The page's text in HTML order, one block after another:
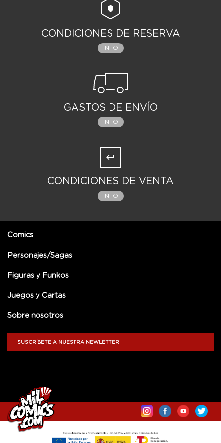
CONDICIONES DE RESERVA
INFO
GASTOS DE ENVÍO
INFO
CONDICIONES DE VENTA
INFO
Comics
Personajes/Sagas
Figuras y Funkos
Juegos y Cartas
Sobre nosotros
SUSCRÍBETE A NUESTRA NEWLETTER